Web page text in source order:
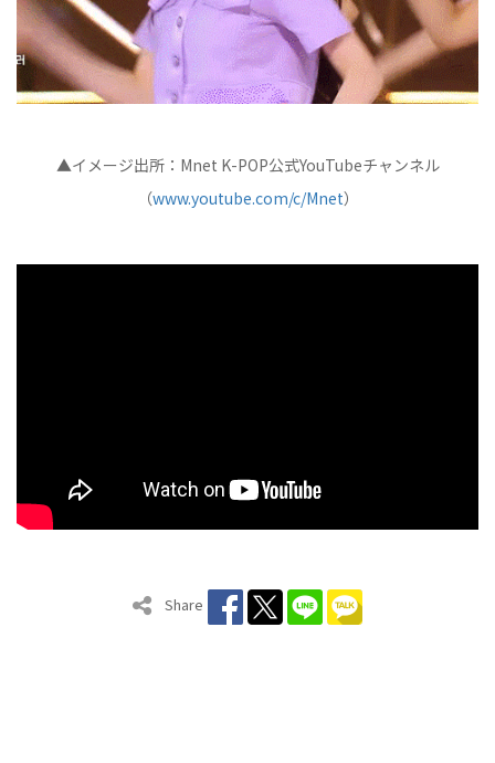
▲イメージ出所：Mnet K-POP公式YouTubeチャンネル
（www.youtube.com/c/Mnet）
Share